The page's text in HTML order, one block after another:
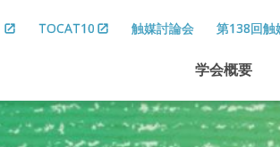
TOCAT10 触媒討論会 第138回触
学会概要